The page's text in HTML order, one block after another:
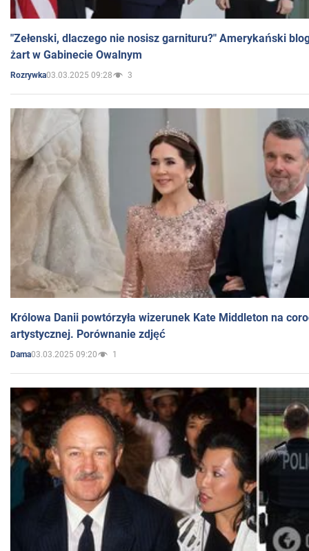
"Zełenski, dlaczego nie nosisz garnituru?" Amerykański
żart w Gabinecie Owalnym
Rozrywka03.03.2025 09:28 3
Królowa Danii powtórzyła wizerunek Kate Middleton na
artystycznej. Porównanie zdjęć
Dama03.03.2025 09:20 1